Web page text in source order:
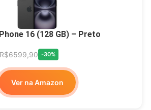
16 (128 GB) – Preto
R$6599,90 -30%
Ver na Amazon